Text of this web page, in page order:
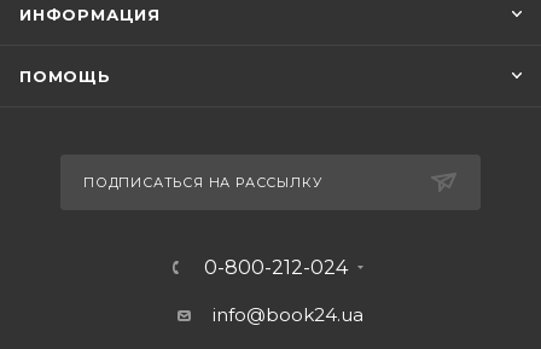
ИНФОРМАЦИЯ
ПОМОЩЬ
ПОДПИСАТЬСЯ НА РАССЫЛКУ
0-800-212-024
info@book24.ua